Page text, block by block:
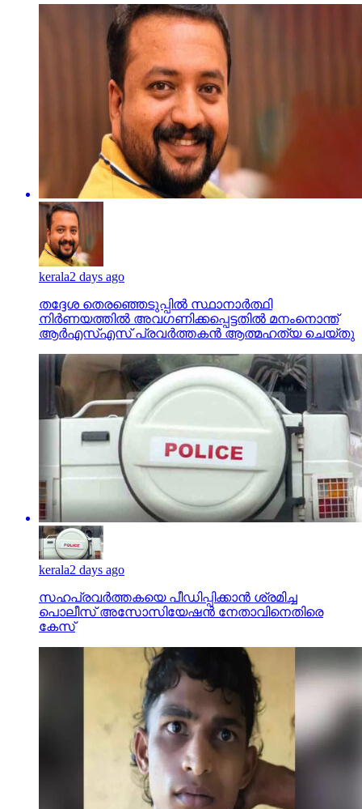
kerala2 days ago
തദ്ദേശ തെരഞ്ഞെടുപ്പില്‍ സ്ഥാനാര്‍ത്ഥി
നിര്‍ണയത്തില്‍ അവഗണിക്കപ്പെട്ടതില്‍ മനംനൊന്ത്
ആര്‍എസ്എസ് പ്രവര്‍ത്തകന്‍ ആത്മഹത്യ ചെയ്തു
kerala2 days ago
സഹപ്രവര്‍ത്തകയെ പീഡിപ്പിക്കാന്‍ ശ്രമിച്ച
പൊലീസ് അസോസിയേഷന്‍ നേതാവിനെതിരെ
കേസ്